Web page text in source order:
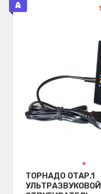
ТОРНАДО ОТАР.1
УЛЬТРАЗВУКОВОЙ